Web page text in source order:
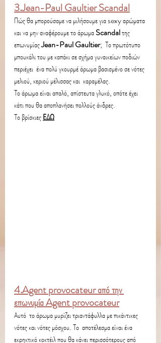
3.Jean-Paul Gaultier Scandal
Πώς θα μπορούσαμε να μιλήσουμε για sexy αρώματα
και να μην αναφέρουμε το άρωμα Scandal της
επωνυμίας Jean-Paul Gaultier;  Το πρωτότυπο
μπουκάλι του με καπάκι σε σχήμα γυναικείων ποδιών
περιέχει  ένα πολύ γκουρμέ άρωμα βασισμένο σε νότες
μελιού, κεριού μέλισσας και  καραμέλας.
Το άρωμα είναι απαλό, απίστευτα γλυκό, οπότε έχει
κάτι που θα αποπλανήσει πολλούς άνδρες.
Το βρίσκιες ΕΔΩ
4.Agent provocateur από την
επωνυμία Agent provocateur
Αυτό  το άρωμα μυρίζει τριαντάφυλλα με πικάντικες
νότες και νότες μόσχου. Το  αποτέλεσμα είναι ένα
εκρηκτικό κοκτέιλ που θα κάνει περισσότερους από